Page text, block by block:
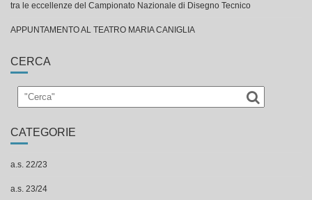
tra le eccellenze del Campionato Nazionale di Disegno Tecnico
APPUNTAMENTO AL TEATRO MARIA CANIGLIA
CERCA
CATEGORIE
a.s. 22/23
a.s. 23/24